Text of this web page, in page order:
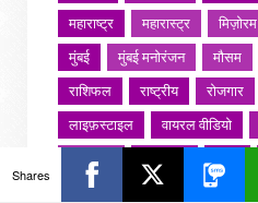
महाराष्ट्र
महारास्ट्र मिज़ोरम
मुंबई
मुंबई मनोरंजन मौसम
राशिफल
राष्ट्रीय रोजगार
लाइफ़स्टाइल
वायरल वीडियो
शख्सियत
संस्कृति
साहित्य सरोवर
Shares